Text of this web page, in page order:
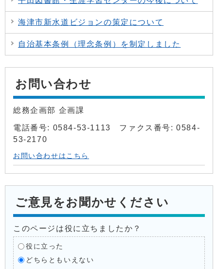
海津市新水道ビジョンの策定について
自治基本条例（理念条例）を制定しました
お問い合わせ
総務企画部 企画課
電話番号: 0584-53-1113 ファクス番号: 0584-
53-2170
お問い合わせはこちら
ご意見をお聞かせください
このページは役に立ちましたか？
役に立った
どちらともいえない